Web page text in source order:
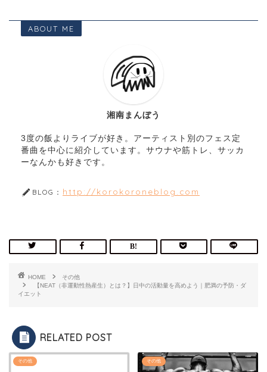
ABOUT ME
湘南まんぼう
3度の飯よりライブが好き。アーティスト別のフェス定
番曲を中心に紹介しています。サウナや筋トレ、サッカ
ーなんかも好きです。
BLOG： http://korokoroneblog.com
HOME
その他
【NEAT（非運動性熱産生）とは？】日中の活動量を高めよう｜肥満の予防・ダ
イエット
RELATED POST
その他 その他